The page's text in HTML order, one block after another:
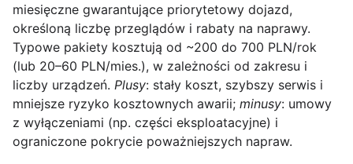
miesięczne gwarantujące priorytetowy dojazd,
określoną liczbę przeglądów i rabaty na naprawy.
Typowe pakiety kosztują od ~200 do 700 PLN/rok
(lub 20–60 PLN/mies.), w zależności od zakresu i
liczby urządzeń. Plusy: stały koszt, szybszy serwis i
mniejsze ryzyko kosztownych awarii; minusy: umowy
z wyłączeniami (np. części eksploatacyjne) i
ograniczone pokrycie poważniejszych napraw.